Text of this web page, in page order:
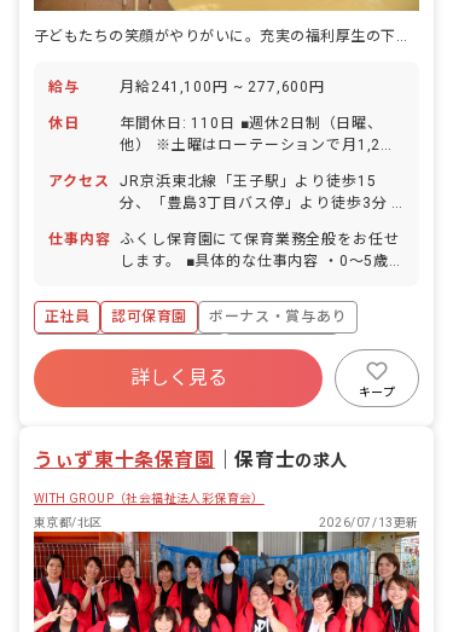
子どもたちの笑顔がやりがいに。充実の福利厚生の下でご活躍ください
給与 月給241,100円 ~ 277,600円
休日
年間休日: 110日 ■週休2日制（日曜、
他） ※土曜はローテーションで月1,2回
（12/29～1/3） ■有給休暇（取得率
95％／半日単位での取得可／連休取得の
場合、事前協議） ※入職日に6か月勤務
した場合の法定日数を付与 ■産前産後・
100％） ■育児短時間勤務 ※年間休日は
担当する年齢クラスにより多少変動あり
アクセス
JR京浜東北線「王子駅」より徒歩15
分、「豊島3丁目バス停」より徒歩3分 ■
仕事内容 ふくし保育園にて保育業務全般をお任せ
します。 ■具体的な仕事内容 ・0～5歳児
の作成 ・保護者対応
正社員 認可保育園
ボーナス・賞与あり
寮・住宅・家賃補助あり
社会保険完備
福利厚生充実
退職金制度
詳しく見る
キープ
うぃず東十条保育園 ｜保育士の求人
WITH GROUP（社会福祉法人彩保育会）
東京都/北区
2026/07/13更新